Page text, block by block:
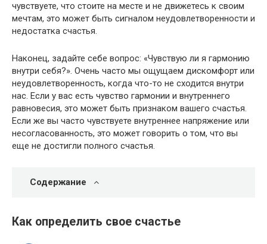
чувствуете, что стоите на месте и не движетесь к своим
мечтам, это может быть сигналом неудовлетворенности и
недостатка счастья.
Наконец, задайте себе вопрос: «Чувствую ли я гармонию
внутри себя?». Очень часто мы ощущаем дискомфорт или
неудовлетворенность, когда что-то не сходится внутри
нас. Если у вас есть чувство гармонии и внутреннего
равновесия, это может быть признаком вашего счастья.
Если же вы часто чувствуете внутреннее напряжение или
несогласованность, это может говорить о том, что вы
еще не достигли полного счастья.
Содержание
Как определить свое счастье